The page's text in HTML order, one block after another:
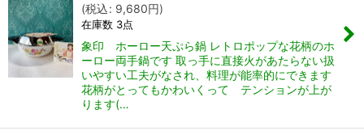
(税込: 9,680円)
在庫数 3点
象印 ホーロー天ぷら鍋 レトロポップな花柄のホ
ーロー両手鍋です 取っ手に直接火があたらない扱
いやすい工夫がなされ、料理が能率的にできます
花柄がとってもかわいくって テンションが上が
ります(…